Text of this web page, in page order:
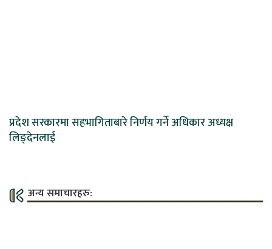
प्रदेश सरकारमा सहभागिताबारे निर्णय गर्ने अधिकार अध्यक्ष
लिङ्देनलाई
अन्य समाचारहरु: